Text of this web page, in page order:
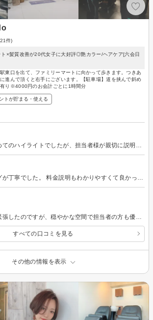
件)
ト×髪質改善が20代女子に大好評◎艶カラー/ヘアケア[六会日
東口を出て、ファミリーマートに向かって歩きます。つきあ
進んで頂くと右手にございます。【駐車場】道を挟んで斜め
り※4000円のお会計ごとに1時間分
トが貯まる・使える
すべての口コミを見る
その他の情報を表示